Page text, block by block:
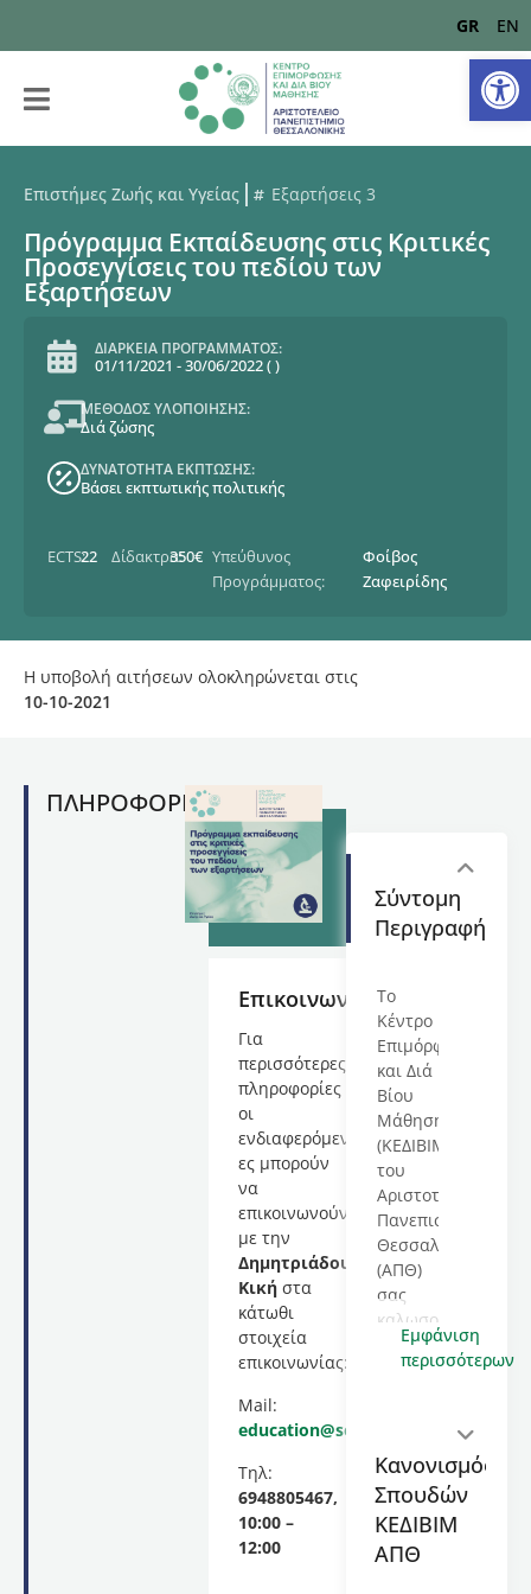
GR EN
Επιστήμες Ζωής και Υγείας Εξαρτήσεις 3
Πρόγραμμα Εκπαίδευσης στις Κριτικές
Προσεγγίσεις του πεδίου των
Εξαρτήσεων
ΔΙΑΡΚΕΙΑ ΠΡΟΓΡΑΜΜΑΤΟΣ:
01/11/2021 -30/06/2022()
ΜΕΘΟΔΟΣ ΥΛΟΠΟΙΗΣΗΣ:
Διά ζώσης
ΔΥΝΑΤΟΤΗΤΑ ΕΚΠΤΩΣΗΣ:
Βάσει εκπτωτικής πολιτικής
ECTS:22 Δίδακτρα:350€ Υπεύθυνος
Προγράμματος:
Φοίβος
Ζαφειρίδης
Η υποβολή αιτήσεων ολοκληρώνεται στις
10-10-2021
ΠΛΗΡΟΦΟΡΙΕΣ
Επικοινωνία
Για
περισσότερες
πληροφορίες
οι
ενδιαφερόμενοι/
ες μπορούν
να
επικοινωνούν
με την
Δημητριάδου
Κική στα
κάτωθι
στοιχεία
επικοινωνίας:
Mail:
education@selfhelp.gr
Τηλ:
6948805467,
10:00 –
12:00
Σύντομη
Περιγραφή
Το
Κέντρο
Επιμόρφωσης
και Διά
Βίου
Μάθησης
(ΚΕΔΙΒΙΜ)
του
Αριστοτελείου
Πανεπιστημίου
Θεσσαλονίκης
(ΑΠΘ)
σας
καλωσορίζει
στο
εκπαιδευτικό
Πρόγραμμα
Εκπαίδευσης
στις
Κριτικές
Προσεγγίσεις
Εμφάνιση
περισσότερων
Κανονισμός
Σπουδών
ΚΕΔΙΒΙΜ
ΑΠΘ